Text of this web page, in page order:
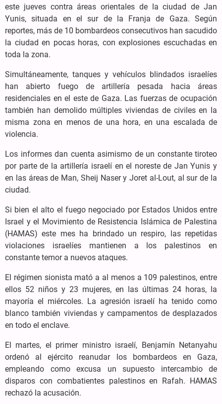
este jueves contra áreas orientales de la ciudad de Jan
Yunis, situada en el sur de la Franja de Gaza. Según
reportes, más de 10 bombardeos consecutivos han sacudido
la ciudad en pocas horas, con explosiones escuchadas en
toda la zona.
Simultáneamente, tanques y vehículos blindados israelíes
han abierto fuego de artillería pesada hacia áreas
residenciales en el este de Gaza. Las fuerzas de ocupación
también han demolido múltiples viviendas de civiles en la
misma zona en menos de una hora, en una escalada de
violencia.
Los informes dan cuenta asimismo de un constante tiroteo
por parte de la artillería israelí en el noreste de Jan Yunis y
en las áreas de Man, Sheij Naser y Joret al-Lout, al sur de la
ciudad.
Si bien el alto el fuego negociado por Estados Unidos entre
Israel y el Movimiento de Resistencia Islámica de Palestina
(HAMAS) este mes ha brindado un respiro, las repetidas
violaciones israelíes mantienen a los palestinos en
constante temor a nuevos ataques.
El régimen sionista mató a al menos a 109 palestinos, entre
ellos 52 niños y 23 mujeres, en las últimas 24 horas, la
mayoría el miércoles. La agresión israelí ha tenido como
blanco también viviendas y campamentos de desplazados
en todo el enclave.
El martes, el primer ministro israelí, Benjamín Netanyahu
ordenó al ejército reanudar los bombardeos en Gaza,
empleando como excusa un supuesto intercambio de
disparos con combatientes palestinos en Rafah. HAMAS
rechazó la acusación.